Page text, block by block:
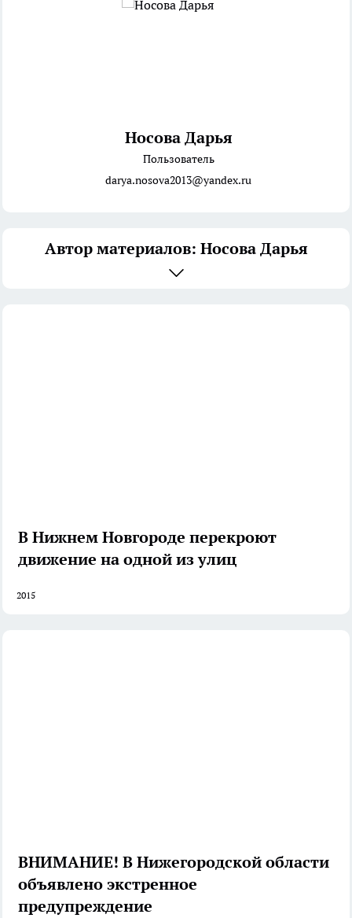
Носова Дарья
Пользователь
darya.nosova2013@yandex.ru
Автор материалов: Носова Дарья
В Нижнем Новгороде перекроют
движение на одной из улиц
2015
ВНИМАНИЕ! В Нижегородской области
объявлено экстренное
предупреждение